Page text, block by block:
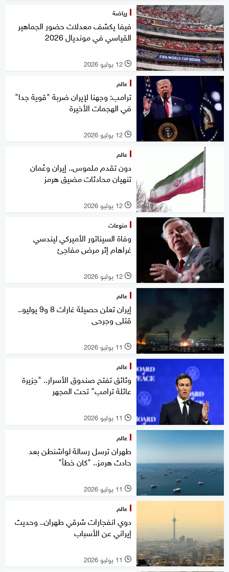
رياضة
فيفا يكشف معدلات حضور الجماهير
القياسي في مونديال 2026
l 12 يوليو 2026
عالم
ترامب: وجهنا لإيران ضربة "قوية جدا"
في الهجمات الأخيرة
l 12 يوليو 2026
عالم
دون تقدم ملموس.. إيران وعُمان
تنهيان محادثات مضيق هرمز
l 12 يوليو 2026
منوعات
وفاة السيناتور الأميركي ليندسي
غراهام إثر مرض مفاجئ
l 12 يوليو 2026
عالم
إيران تعلن حصيلة غارات 8 و9 يوليو..
قتلى وجرحى
l 11 يوليو 2026
عالم
وثائق تفتح صندوق الأسرار.. "جزيرة
عائلة ترامب" تحت المجهر
l 11 يوليو 2026
عالم
طهران ترسل رسالة لواشنطن بعد
حادث هرمز.. "كان خطأ"
l 11 يوليو 2026
عالم
دوي انفجارات شرقي طهران.. وحديث
إيراني عن الأسباب
l 11 يوليو 2026